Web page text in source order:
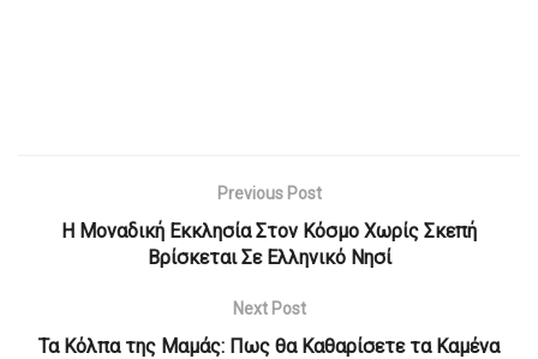
Previous Post
Η Μοναδική Εκκλησία Στον Κόσμο Χωρίς Σκεπή
Βρίσκεται Σε Ελληνικό Νησί
Next Post
Τα Κόλπα της Μαμάς: Πως θα Καθαρίσετε τα Καμένα